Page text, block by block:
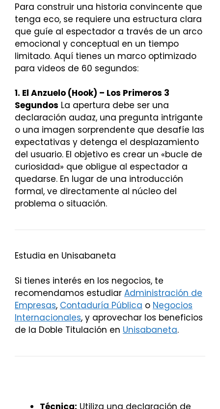
Para construir una historia convincente que
tenga eco, se requiere una estructura clara
que guíe al espectador a través de un arco
emocional y conceptual en un tiempo
limitado. Aquí tienes un marco optimizado
para videos de 60 segundos:
1. El Anzuelo (Hook) – Los Primeros 3
Segundos La apertura debe ser una
declaración audaz, una pregunta intrigante
o una imagen sorprendente que desafíe las
expectativas y detenga el desplazamiento
del usuario. El objetivo es crear un «bucle de
curiosidad» que obligue al espectador a
quedarse. En lugar de una introducción
formal, ve directamente al núcleo del
problema o situación.
Estudia en Unisabaneta
Si tienes interés en los negocios, te
recomendamos estudiar Administración de
Empresas, Contaduría Pública o Negocios
Internacionales, y aprovechar los beneficios
de la Doble Titulación en Unisabaneta.